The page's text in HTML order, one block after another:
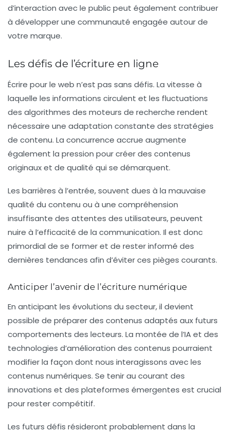
d’interaction avec le public peut également contribuer
à développer une communauté engagée autour de
votre marque.
Les défis de l’écriture en ligne
Écrire pour le web n’est pas sans défis. La vitesse à
laquelle les informations circulent et les fluctuations
des algorithmes des moteurs de recherche rendent
nécessaire une adaptation constante des stratégies
de contenu. La concurrence accrue augmente
également la pression pour créer des contenus
originaux et de qualité qui se démarquent.
Les barrières à l’entrée, souvent dues à la mauvaise
qualité du contenu ou à une compréhension
insuffisante des attentes des utilisateurs, peuvent
nuire à l’efficacité de la communication. Il est donc
primordial de se former et de rester informé des
dernières tendances afin d’éviter ces pièges courants.
Anticiper l’avenir de l’écriture numérique
En anticipant les évolutions du secteur, il devient
possible de préparer des contenus adaptés aux futurs
comportements des lecteurs. La montée de l’IA et des
technologies d’amélioration des contenus pourraient
modifier la façon dont nous interagissons avec les
contenus numériques. Se tenir au courant des
innovations et des plateformes émergentes est crucial
pour rester compétitif.
Les futurs défis résideront probablement dans la